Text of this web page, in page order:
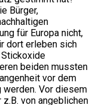
Bürger,
für Europa nicht,
dort erleben sich
beiden mussten
vor dem
Vor diesem
von angeblichen